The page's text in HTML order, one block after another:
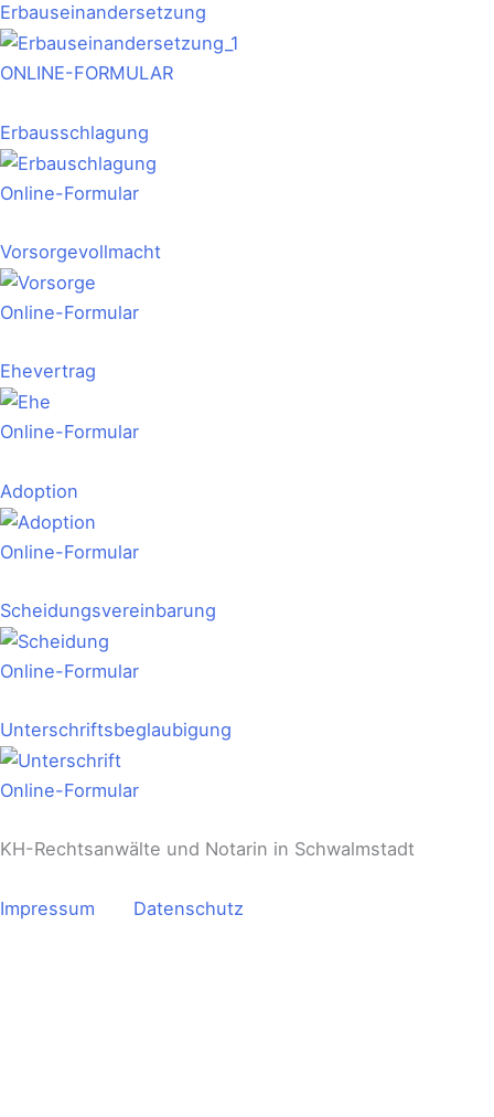
Erbauseinandersetzung
ONLINE-FORMULAR
Erbausschlagung
Online-Formular
Vorsorgevollmacht
Online-Formular
Ehevertrag
Online-Formular
Adoption
Online-Formular
Scheidungsvereinbarung
Online-Formular
Unterschriftsbeglaubigung
Online-Formular
KH-Rechtsanwälte und Notarin in Schwalmstadt
Impressum Datenschutz